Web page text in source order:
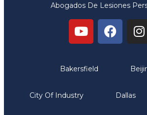
Abogados De Lesiones
Bakersfield
City Of Industry Dallas